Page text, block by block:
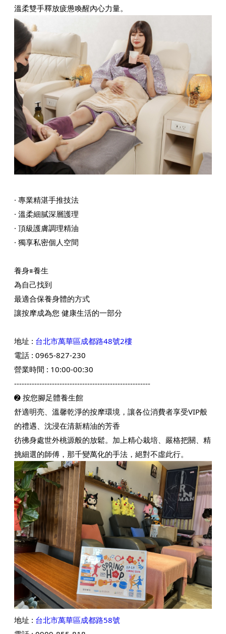
溫柔雙手釋放疲憊喚醒內心力量。
· 專業精湛手推技法
· 溫柔細膩深層護理
· 頂級護膚調理精油
· 獨享私密個人空間
養身🟰養生
為自己找到
最適合保養身體的方式
讓按摩成為您 健康生活的一部分
地址 : 台北市萬華區成都路48號2樓
電話 : 0965-827-230
營業時間 : 10:00-00:30
------------------------------------------------------
➋ 按您腳足體養生館
舒適明亮、溫馨乾淨的按摩環境，讓各位消費者享受VIP般
的禮遇、沈浸在清新精油的芳香
彷彿身處世外桃源般的放鬆。加上精心栽培、嚴格把關、精
挑細選的師傅，那千變萬化的手法，絕對不虛此行。
地址 : 台北市萬華區成都路58號